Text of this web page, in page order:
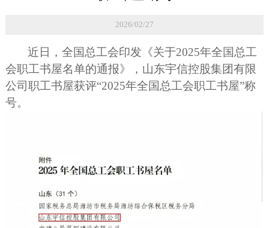
2026/02/27
近日，全国总工会印发《关于2025年全国总工
会职工书屋名单的通报》，山东宇信控股集团有限
公司职工书屋获评“2025年全国总工会职工书屋”称
号。